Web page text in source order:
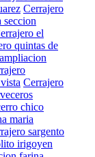
Cerrajero
seccion
el
quintas de
Cerrajero
chico
maria
sargento
irigoyen